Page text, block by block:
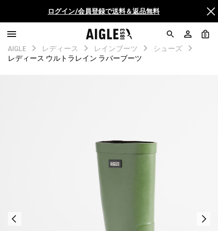
AIGLE CLUB ポイントサービス終了のお知らせ
【最大50%OFF】FINAL SALEがスタート！
0
AIGLE レディース レインブーツ
シューズ
レディース ウルトラレイン ラバーブーツ